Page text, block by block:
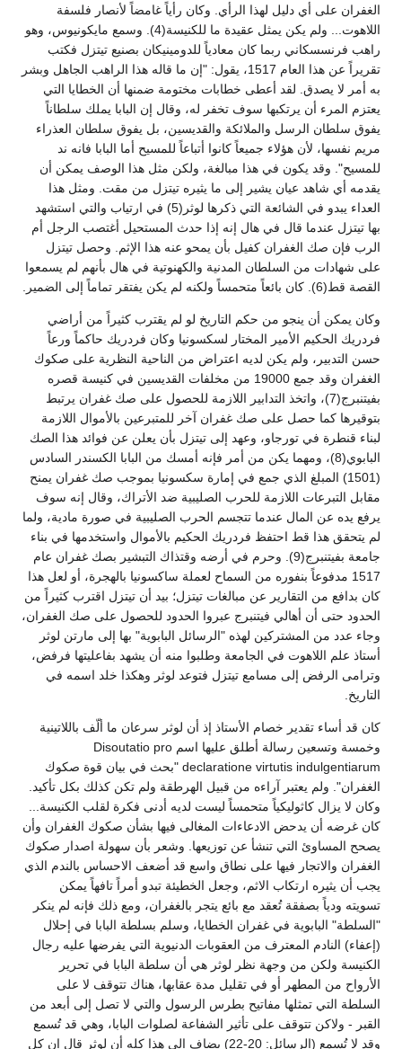
الغفران على أي دليل لهذا الرأي. وكان رأياً غامضاً لأنصار فلسفة
اللاهوت... ولم يكن يمثل عقيدة ما للكنيسة(4). وسمع مايكونيوس، وهو
راهب فرنسسكاني ربما كان معادياً للدومينيكان بصنيع تيتزل فكتب
تقريراً عن هذا العام 1517، يقول: "إن ما قاله هذا الراهب الجاهل وبشر
به أمر لا يصدق. لقد أعطى خطابات مختومة ضمنها أن الخطايا التي
يعتزم المرء أن يرتكبها سوف تخفر له، وقال إن البابا يملك سلطاناً
يفوق سلطان الرسل والملائكة والقديسين، بل يفوق سلطان العذراء
مريم نفسها، لأن هؤلاء جميعاً كانوا أتباعاً للمسيح أما البابا فانه ند
للمسيح". وقد يكون في هذا مبالغة، ولكن مثل هذا الوصف يمكن أن
يقدمه أي شاهد عيان يشير إلى ما يثيره تيتزل من مقت. ومثل هذا
العداء يبدو في الشائعة التي ذكرها لوثر(5) في ارتياب والتي استشهد
بها تيتزل عندما قال في هال إنه إذا حدث المستحيل أغتصب الرجل أم
الرب فإن صك الغفران كفيل بأن يمحو عنه هذا الإثم. وحصل تيتزل
على شهادات من السلطان المدنية والكهنوتية في هال بأنهم لم يسمعوا
القصة قط(6). كان بائعاً متحمساً ولكنه لم يكن يفتقر تماماً إلى الضمير.
وكان يمكن أن ينجو من حكم التاريخ لو لم يقترب كثيراً من أراضي
فردريك الحكيم الأمير المختار لسكسونيا وكان فردريك حاكماً ورعاً
حسن التدبير، ولم يكن لديه اعتراض من الناحية النظرية على صكوك
الغفران وقد جمع 19000 من مخلفات القديسين في كنيسة قصره
بفيتنبرج(7)، واتخذ التدابير اللازمة للحصول على صك غفران يرتبط
بتوقيرها كما حصل على صك غفران آخر للمتبرعين بالأموال اللازمة
لبناء قنطرة في تورجاو، وعهد إلى تيتزل بأن يعلن عن فوائد هذا الصك
البابوي(8)، ومهما يكن من أمر فإنه أمسك من البابا الكسندر السادس
(1501) المبلغ الذي جمع في إمارة سكسونيا بموجب صك غفران يمنح
مقابل التبرعات اللازمة للحرب الصليبية ضد الأتراك، وقال إنه سوف
يرفع يده عن المال عندما تتجسم الحرب الصليبية في صورة مادية، ولما
لم يتحقق هذا قط احتفظ فردريك الحكيم بالأموال واستخدمها في بناء
جامعة بفيتنبرج(9). وحرم في أرضه وقتذاك التبشير بصك غفران عام
1517 مدفوعاً بنفوره من السماح لعملة ساكسونيا بالهجرة، أو لعل هذا
كان بدافع من التقارير عن مبالغات تيتزل؛ بيد أن تيتزل اقترب كثيراً من
الحدود حتى أن أهالي فيتنبرج عبروا الحدود للحصول على صك الغفران،
وجاء عدد من المشتركين لهذه "الرسائل البابوية" بها إلى مارتن لوثر
أستاذ علم اللاهوت في الجامعة وطلبوا منه أن يشهد بفاعليتها فرفض،
وترامى الرفض إلى مسامع تيتزل فتوعد لوثر وهكذا خلد اسمه في
التاريخ.
كان قد أساء تقدير خصام الأستاذ إذ أن لوثر سرعان ما ألّف باللاتينية
وخمسة وتسعين رسالة أطلق عليها اسم Disoutatio pro
declaratione virtutis indulgentiarum "بحث في بيان قوة صكوك
الغفران". ولم يعتبر آراءه من قبيل الهرطقة ولم تكن كذلك بكل تأكيد.
وكان لا يزال كاثوليكياً متحمساً ليست لديه أدنى فكرة لقلب الكنيسة...
كان غرضه أن يدحض الادعاءات المغالى فيها بشأن صكوك الغفران وأن
يصحح المساوئ التي تنشأ عن توزيعها. وشعر بأن سهولة اصدار صكوك
الغفران والاتجار فيها على نطاق واسع قد أضعف الاحساس بالندم الذي
يجب أن يثيره ارتكاب الاثم، وجعل الخطيئة تبدو أمراً تافهاً يمكن
تسويته ودياً بصفقة تُعقد مع بائع يتجر بالغفران، ومع ذلك فإنه لم ينكر
"السلطة" البابوية في غفران الخطايا، وسلم بسلطة البابا في إحلال
(إعفاء) النادم المعترف من العقوبات الدنيوية التي يفرضها عليه رجال
الكنيسة ولكن من وجهة نظر لوثر هي أن سلطة البابا في تحرير
الأرواح من المطهر أو في تقليل مدة عقابها، هناك تتوقف لا على
السلطة التي تمثلها مفاتيح بطرس الرسول والتي لا تصل إلى أبعد من
القبر - ولاكن تتوقف على تأثير الشفاعة لصلوات البابا، وهي قد تُسمع
وقد لا تُسمع (الرسائل: 20-22) يضاف إلى هذا كله أن لوثر قال إن كل